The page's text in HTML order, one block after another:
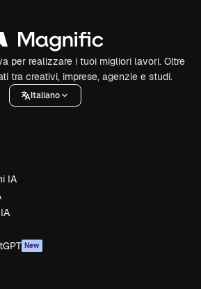
per realizzare i tuoi migliori lavori. Oltre
tra creativi, imprese, agenzie e studi.
Italiano
IA
New